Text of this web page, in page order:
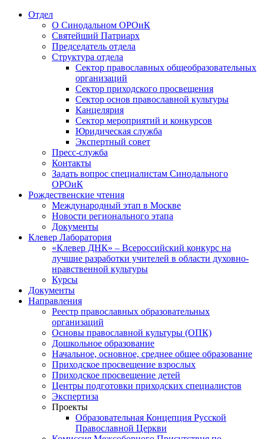
Отдел
О Синодальном ОРОиК
Святейший Патриарх
Председатель отдела
Структура отдела
Сектор православных общеобразовательных
организаций
Сектор приходского просвещения
Сектор основ православной культуры
Канцелярия
Сектор мероприятий и конкурсов
Юридическая служба
Экспертный совет
Пресс-служба
Контакты
Задать вопрос специалистам Синодального
ОРОиК
Рождественские чтения
Международный этап в Москве
Новости регионального этапа
Документы
Клевер Лаборатория
«Клевер ДНК» – Всероссийский конкурс на
лучшие разработки учителей в области духовно-
нравственной культуры
Курсы
Документы
Направления
Реестр православных образовательных
организаций
Основы православной культуры (ОПК)
Дошкольное образование
Начальное, основное, среднее общее образование
Приходское просвещение взрослых
Приходское просвещение детей
Центры подготовки приходских специалистов
Экспертиза
Проекты
Образовательная Концепция Русской
Православной Церкви